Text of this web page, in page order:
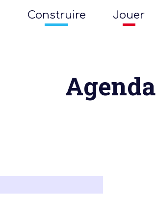
Construire Jouer
Agenda